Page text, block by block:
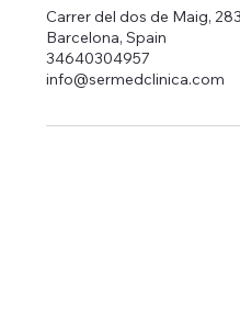
Carrer del dos de Maig,
Barcelona, Spain
34640304957
info@sermedclinica.com